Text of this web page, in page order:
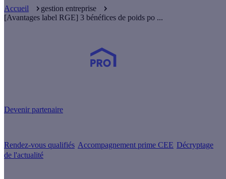
Accueil
gestion entreprise
[Avantages label RGE] 3 bénéfices de poids po ...
Devenir partenaire
Rendez-vous qualifiés Accompagnement prime CEE Décryptage
de l'actualité